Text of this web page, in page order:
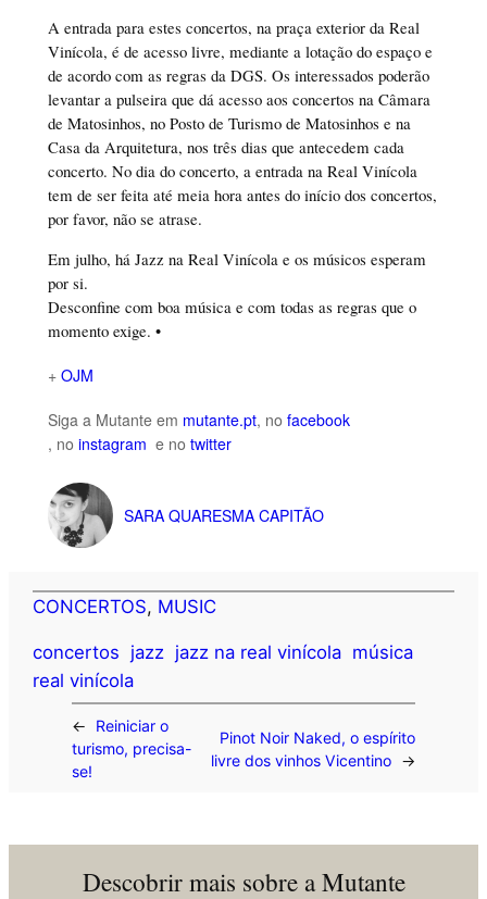
A entrada para estes concertos, na praça exterior da Real
Vinícola, é de acesso livre, mediante a lotação do espaço e
de acordo com as regras da DGS. Os interessados poderão
levantar a pulseira que dá acesso aos concertos na Câmara
de Matosinhos, no Posto de Turismo de Matosinhos e na
Casa da Arquitetura, nos três dias que antecedem cada
concerto. No dia do concerto, a entrada na Real Vinícola
tem de ser feita até meia hora antes do início dos concertos,
por favor, não se atrase.
Em julho, há Jazz na Real Vinícola e os músicos esperam
por si.
Desconfine com boa música e com todas as regras que o
momento exige. •
+ OJM
Siga a Mutante em mutante.pt, no facebook
, no instagram e no twitter
SARA QUARESMA CAPITÃO
CONCERTOS, MUSIC
concertos jazz jazz na real vinícola música
real vinícola
←
Reiniciar o
turismo, precisa-
se!
Pinot Noir Naked, o espírito
livre dos vinhos Vicentino
→
Descobrir mais sobre a Mutante